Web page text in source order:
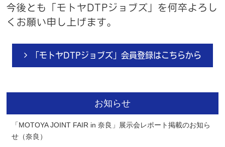
今後とも「モトヤDTPジョブズ」を何卒よろし
くお願い申し上げます。
「モトヤDTPジョブズ」会員登録はこちらから
お知らせ
「MOTOYA JOINT FAIR in 奈良」展示会レポート掲載のお知ら
せ（奈良）